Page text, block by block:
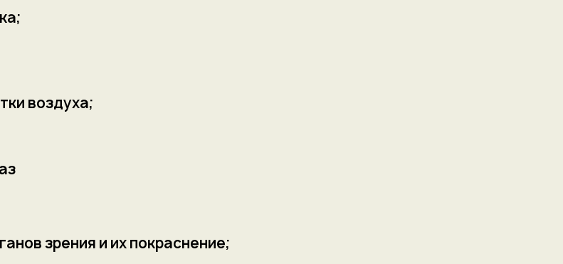
воздуха;
зрения и их покраснение;